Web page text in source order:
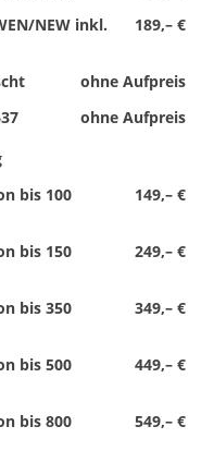
189,– €
NEW inkl.
ohne Aufpreis
ohne Aufpreis
149,– €
bis 100
249,– €
bis 150
349,– €
bis 350
449,– €
bis 500
549,– €
bis 800